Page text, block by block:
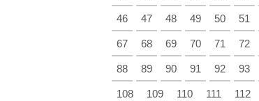
46 47 48 49 50 51
67 68 69 70 71 72
88 89 90 91 92 93
108 109 110 111 112